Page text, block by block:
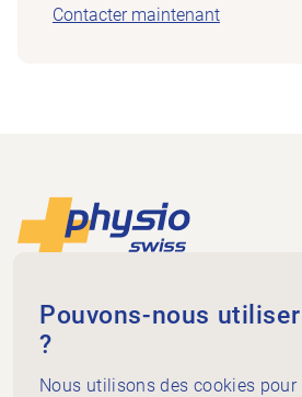
Contacter maintenant
Footer
Physioswiss
Dammweg 3
3013 Bern
+41 58 255 36 00
Pouvons-nous
?
Nous utilisons des cookies